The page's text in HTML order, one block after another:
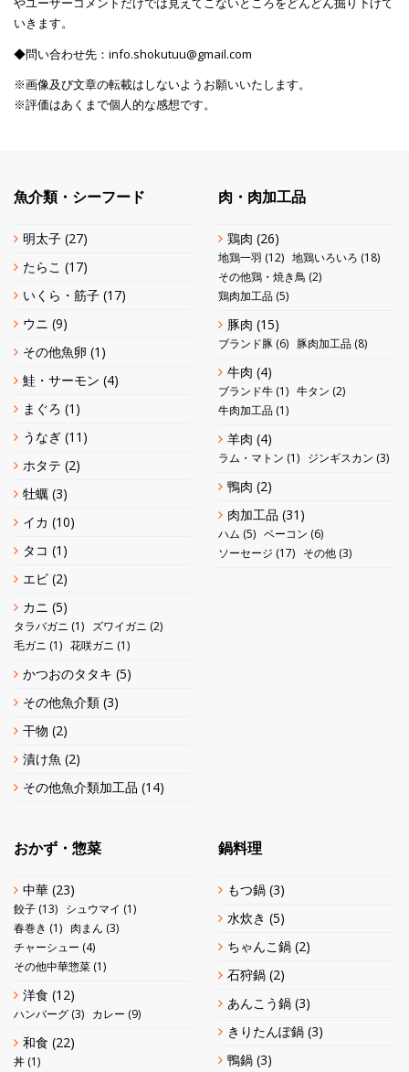
いきます。
◆問い合わせ先：info.shokutuu@gmail.com
※画像及び文章の転載はしないようお願いいたします。
※評価はあくまで個人的な感想です。
魚介類・シーフード
明太子 (27)
たらこ (17)
いくら・筋子 (17)
ウニ (9)
その他魚卵 (1)
鮭・サーモン (4)
まぐろ (1)
うなぎ (11)
ホタテ (2)
牡蠣 (3)
イカ (10)
タコ (1)
エビ (2)
カニ (5)
タラバガニ (1) ズワイガニ (2)
毛ガニ (1) 花咲ガニ (1)
かつおのタタキ (5)
その他魚介類 (3)
干物 (2)
漬け魚 (2)
その他魚介類加工品 (14)
肉・肉加工品
鶏肉 (26)
地鶏一羽 (12) 地鶏いろいろ (18)
その他鶏・焼き鳥 (2)
鶏肉加工品 (5)
豚肉 (15)
ブランド豚 (6) 豚肉加工品 (8)
牛肉 (4)
ブランド牛 (1) 牛タン (2)
牛肉加工品 (1)
羊肉 (4)
ラム・マトン (1) ジンギスカン (3)
鴨肉 (2)
肉加工品 (31)
ハム (5) ベーコン (6)
ソーセージ (17) その他 (3)
おかず・惣菜
中華 (23)
餃子 (13) シュウマイ (1)
春巻き (1) 肉まん (3)
チャーシュー (4)
その他中華惣菜 (1)
洋食 (12)
ハンバーグ (3) カレー (9)
和食 (22)
丼 (1)
鍋料理
もつ鍋 (3)
水炊き (5)
ちゃんこ鍋 (2)
石狩鍋 (2)
あんこう鍋 (3)
きりたんぽ鍋 (3)
鴨鍋 (3)